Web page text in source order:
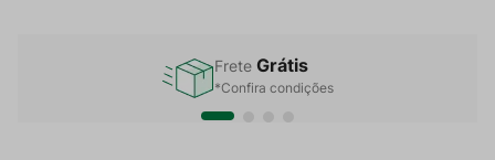
Frete Grátis
*Confira condições